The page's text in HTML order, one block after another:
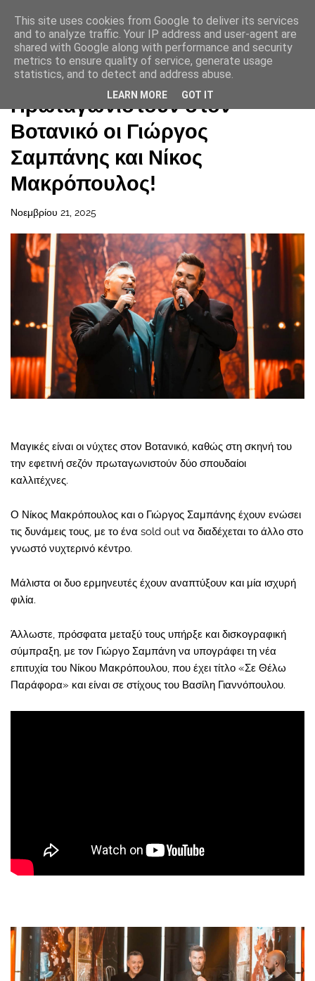
Αρχική σελίδα
Πρωταγωνιστούν στον
Βοτανικό οι Γιώργος
Σαμπάνης και Νίκος
Μακρόπουλος!
Νοεμβρίου 21, 2025
Μαγικές είναι οι νύχτες στον Βοτανικό, καθώς στη σκηνή του
την εφετινή σεζόν πρωταγωνιστούν δύο σπουδαίοι
καλλιτέχνες.
Ο Νίκος Μακρόπουλος και ο Γιώργος Σαμπάνης έχουν ενώσει
τις δυνάμεις τους, με το ένα sold out να διαδέχεται το άλλο στο
γνωστό νυχτερινό κέντρο.
Μάλιστα οι δυο ερμηνευτές έχουν αναπτύξουν και μία ισχυρή
φιλία.
Άλλωστε, πρόσφατα μεταξύ τους υπήρξε και δισκογραφική
σύμπραξη, με τον Γιώργο Σαμπάνη να υπογράφει τη νέα
επιτυχία του Νίκου Μακρόπουλου, που έχει τίτλο «Σε Θέλω
Παράφορα» και είναι σε στίχους του Βασίλη Γιαννόπουλου.
This site uses cookies from Google to deliver its services
and to analyze traffic. Your IP address and user-agent are
shared with Google along with performance and security
metrics to ensure quality of service, generate usage
statistics, and to detect and address abuse.
LEARN MORE GOT IT